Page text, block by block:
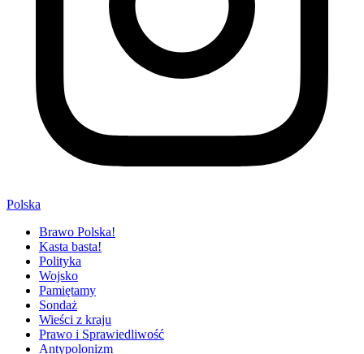
Polska
Brawo Polska!
Kasta basta!
Polityka
Wojsko
Pamiętamy
Sondaż
Wieści z kraju
Prawo i Sprawiedliwość
Antypolonizm